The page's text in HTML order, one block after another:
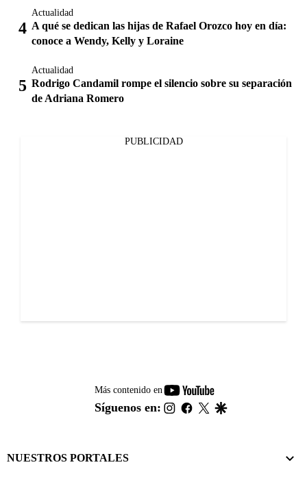
Actualidad
A qué se dedican las hijas de Rafael Orozco hoy en día:
conoce a Wendy, Kelly y Loraine
Actualidad
Rodrigo Candamil rompe el silencio sobre su separación
de Adriana Romero
PUBLICIDAD
Más contenido en
youtube-
footer
Síguenos en: instagram
facebook
twitter
NUESTROS PORTALES